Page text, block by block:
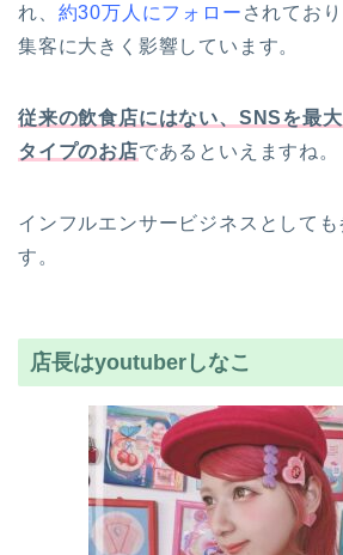
れ、 約30万人にフォロー されてお
集客に大きく影響しています。
従来の飲食店にはない、SNSを最
タイプのお店であるといえますね。
インフルエンサービジネスとして
す。
店長はyoutuberしなこ